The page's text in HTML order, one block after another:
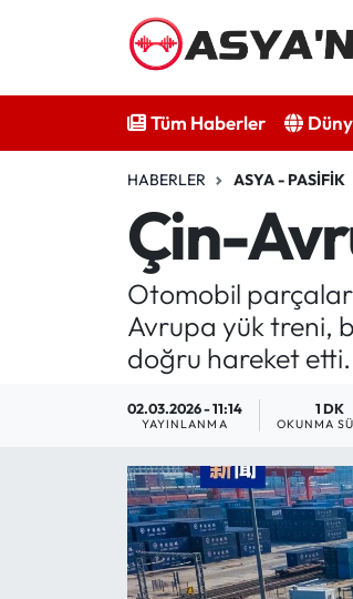
Tüm Haberler
HABERLER ASYA - PASIFIK
Çin-
Otomobil
Avrupa yük treni,
doğru hareket etti.
02.03.2026 - 11:14
YAYINLANMA
1 DK
OKUNMA
Bilim - Teknoloji
Kültür - Sanat
Asya-Pasifik
Yazarlar